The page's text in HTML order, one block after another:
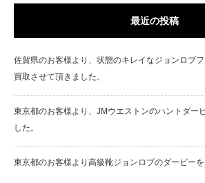
最近の投稿
佐賀県のお客様より、状態のキレイなジョンロブ
買取させて頂きました。
東京都のお客様より、JMウエストンのハントダー
した。
東京都のお客様より高級靴ジョンロブのダービーを